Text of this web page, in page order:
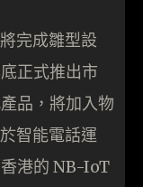
完成雛型設
正式推出市
品，將加入物
智能電話運
港的 NB-IoT